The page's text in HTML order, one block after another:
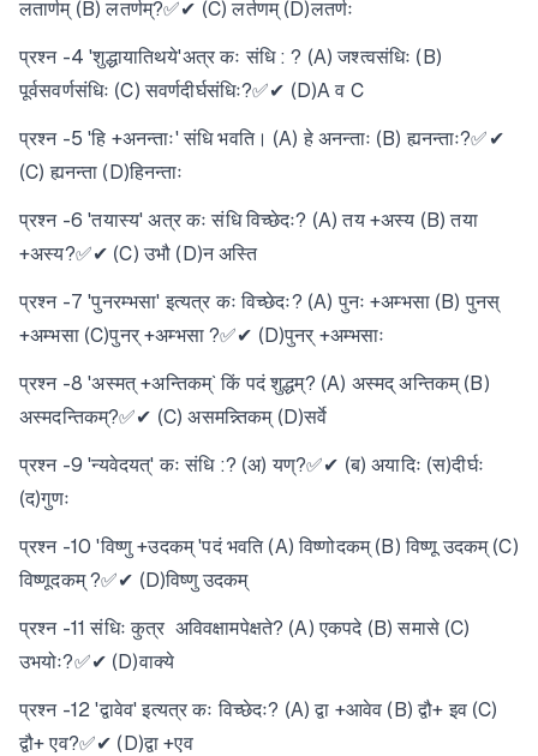
लतार्णम् (B) लतर्णम्?✅✔ (C) लर्तणम् (D)लतर्णः
प्रश्न -4 'शुद्धायातिथये'अत्र कः संधि : ? (A) जश्त्वसंधिः (B)
पूर्वसवर्णसंधिः (C) सवर्णदीर्घसंधिः?✅✔ (D)A व C
प्रश्न -5 'हि +अनन्ताः' संधि भवति। (A) हे अनन्ताः (B) ह्यनन्ताः?✅✔
(C) ह्यनन्ता (D)हिनन्ताः
प्रश्न -6 'तयास्य' अत्र कः संधि विच्छेदः? (A) तय +अस्य (B) तया
+अस्य?✅✔ (C) उभौ (D)न अस्ति
प्रश्न -7 'पुनरम्भसा' इत्यत्र कः विच्छेदः? (A) पुनः +अम्भसा (B) पुनस्
+अम्भसा (C)पुनर् +अम्भसा ?✅✔ (D)पुनर् +अम्भसाः
प्रश्न -8 'अस्मत् +अन्तिकम्` किं पदं शुद्धम्? (A) अस्मद् अन्तिकम् (B)
अस्मदन्तिकम्?✅✔ (C) असमन्न्तिकम् (D)सर्वे
प्रश्न -9 'न्यवेदयत्' कः संधि :? (अ) यण्?✅✔ (ब) अयादिः (स)दीर्घः
(द)गुणः
प्रश्न -10 'विष्णु +उदकम् 'पदं भवति (A) विष्णोदकम् (B) विष्णू उदकम् (C)
विष्णूदकम् ?✅✔ (D)विष्णु उदकम्
प्रश्न -11 संधिः कुत्र अविवक्षामपेक्षते? (A) एकपदे (B) समासे (C)
उभयोः?✅✔ (D)वाक्ये
प्रश्न -12 'द्वावेव' इत्यत्र कः विच्छेदः? (A) द्वा +आवेव (B) द्वौ+ इव (C)
द्वौ+ एव?✅✔ (D)द्वा +एव